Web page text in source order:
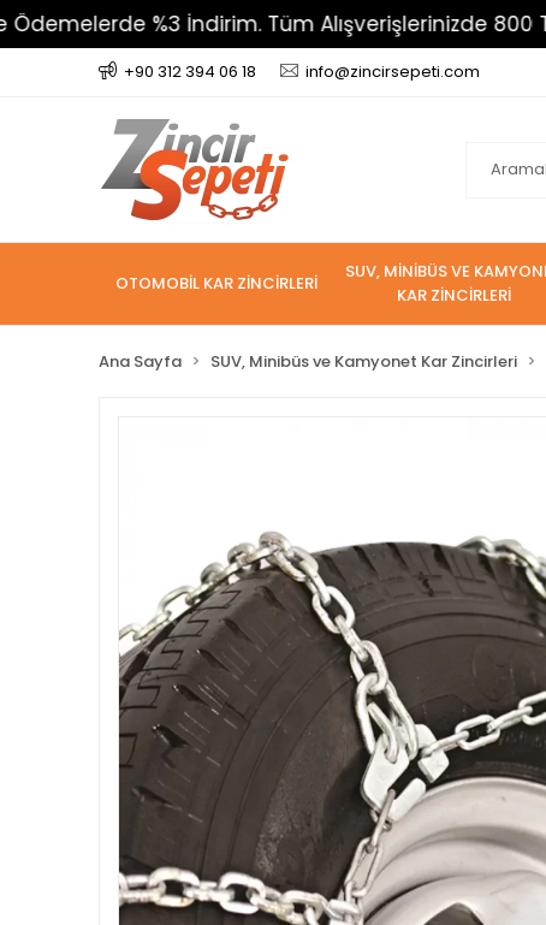
%3 İndirim. Tüm Alışverişlerinizde 800 TL Üzeri
+90 312 394 06 18 info@zincirsepeti.com
OTOMOBİL KAR ZİNCİRLERİ
SUV, MİNİBÜS VE
KAR ZİNCİRLERİ
Ana Sayfa SUV, Minibüs ve Kamyonet Kar Zincirleri